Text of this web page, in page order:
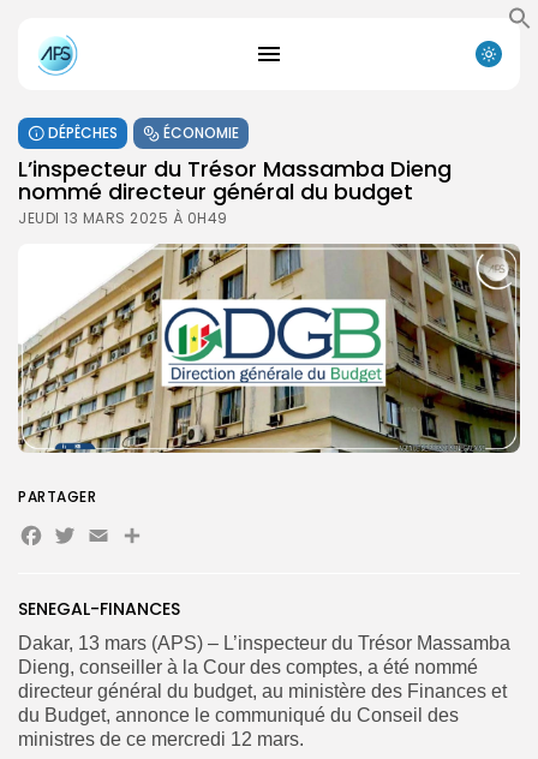
for:
FR
DÉPÊCHES ÉCONOMIE
L’inspecteur du Trésor Massamba Dieng
nommé directeur général du budget
JEUDI 13 MARS 2025 À 0H49
SENEGAL-FINANCES
Dakar, 13 mars (APS) – L’inspecteur du Trésor Massamba
Dieng, conseiller à la Cour des comptes, a été nommé
directeur général du budget, au ministère des Finances et
du Budget, annonce le communiqué du Conseil des
ministres de ce mercredi 12 mars.
PARTAGER
Facebook
Twitter
EmailPartager